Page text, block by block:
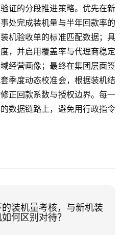
证的分段推进策略。优先在新
处完成装机量与半年回款率的
机验收单的标准匹配数据；具
，并启用覆盖率与代理商稳定
经营画像；最终在集团层面签
季度动态校准会，根据装机结
正回款系数与授权边界。每一
数据链路上，避免用行政指令
装机量考核，与新机装
何区别对待？